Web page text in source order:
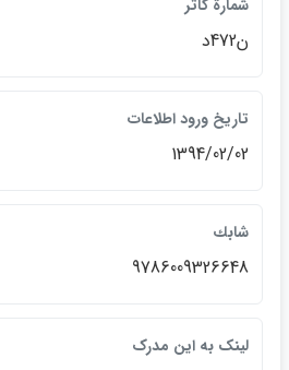
شمارة كاتر
ن472د
تاريخ ورود اطلاعات
1394/02/02
شابك
9786009326648
لينک به اين مدرک